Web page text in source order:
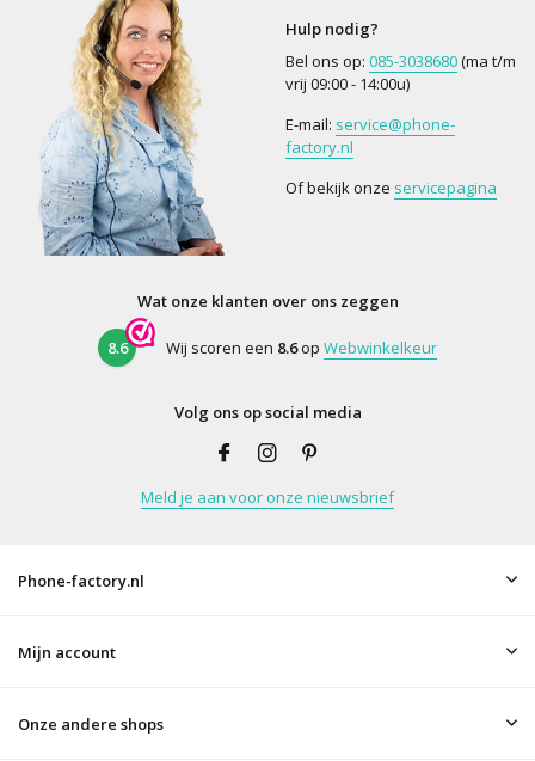
Hulp nodig?
Bel ons op: 085-3038680(ma t/m
vrij 09:00 - 14:00u)
E-mail: service@phone-
factory.nl
Of bekijk onze servicepagina
Wat onze klanten over ons zeggen
8.6 Wij scoren een 8.6op Webwinkelkeur
Volg ons op social media
Meld je aan voor onze nieuwsbrief
Phone-factory.nl
Mijn account
Onze andere shops